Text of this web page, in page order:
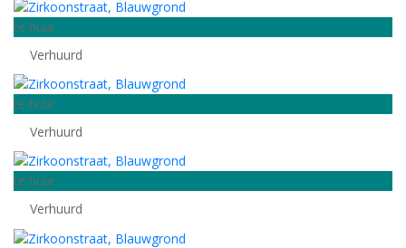
te huur
Verhuurd
te huur
Verhuurd
te huur
Verhuurd